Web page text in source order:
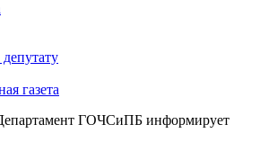
газета
ГОЧСиПБ информирует